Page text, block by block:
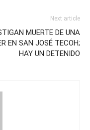
Next article
MUERTE DE UNA
EN SAN JOSÉ TECOH;
HAY UN DETENIDO